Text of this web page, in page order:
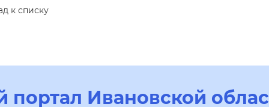
к списку
Ивановской